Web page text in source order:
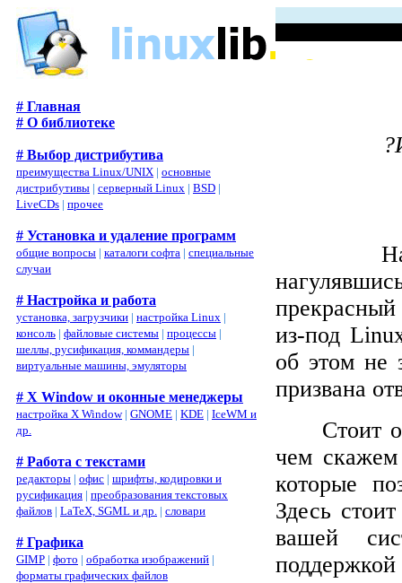
# Главная
# О библиотеке
# Выбор дистрибутива
преимущества Linux/UNIX | основные
дистрибутивы | серверный Linux | BSD |
LiveCDs | прочее
# Установка и удаление программ
общие вопросы | каталоги софта | специальные
случаи
# Настройка и работа
установка, загрузчики | настройка Linux |
консоль | файловые системы | процессы |
шеллы, русификация, коммандеры |
виртуальные машины, эмуляторы
# X Window и оконные менеджеры
настройка X Window| GNOME | KDE | IceWM и
др.
# Работа с текстами
редакторы | офис | шрифты, кодировки и
русификация | преобразования текстовых
файлов | LaTeX, SGML и др. | словари
# Графика
GIMP | фото | обработка изображений |
форматы графических файлов
из-под
об этом не
призвана
Стоит
чем
которые
Здесь стоит
вашей
поддержкой